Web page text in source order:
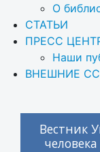
О
СТАТЬИ
ПРЕСС
Наши
ВНЕШНИЕ
Вестник